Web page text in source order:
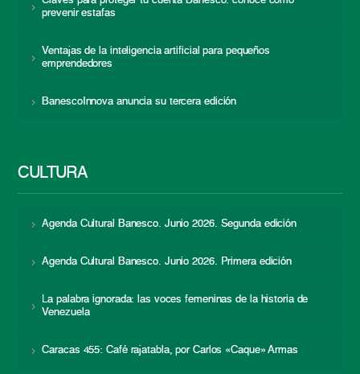
prevenir estafas
Ventajas de la inteligencia artificial para pequeños
emprendedores
BanescoInnova anuncia su tercera edición
CULTURA
Agenda Cultural Banesco. Junio 2026. Segunda edición
Agenda Cultural Banesco. Junio 2026. Primera edición
La palabra ignorada: las voces femeninas de la historia de
Venezuela
Caracas 455: Café rajatabla, por Carlos «Caque» Armas